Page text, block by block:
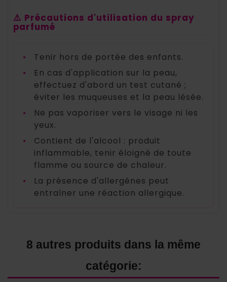
⚠️ Précautions d'utilisation du spray
parfumé
•
Tenir hors de portée des enfants.
•
En cas d'application sur la peau,
effectuez d'abord un test cutané ;
éviter les muqueuses et la peau lésée.
•
Ne pas vaporiser vers le visage ni les
yeux.
•
Contient de l'alcool : produit
inflammable, tenir éloigné de toute
flamme ou source de chaleur.
•
La présence d'allergènes peut
entraîner une réaction allergique.
8 autres produits dans la même
catégorie: